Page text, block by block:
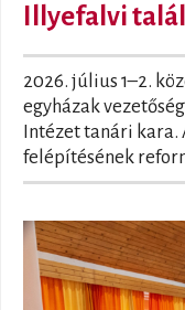
Illyefalvi
2026. július 1–2.
egyházak
Intézet tanári kara.
felépítésének